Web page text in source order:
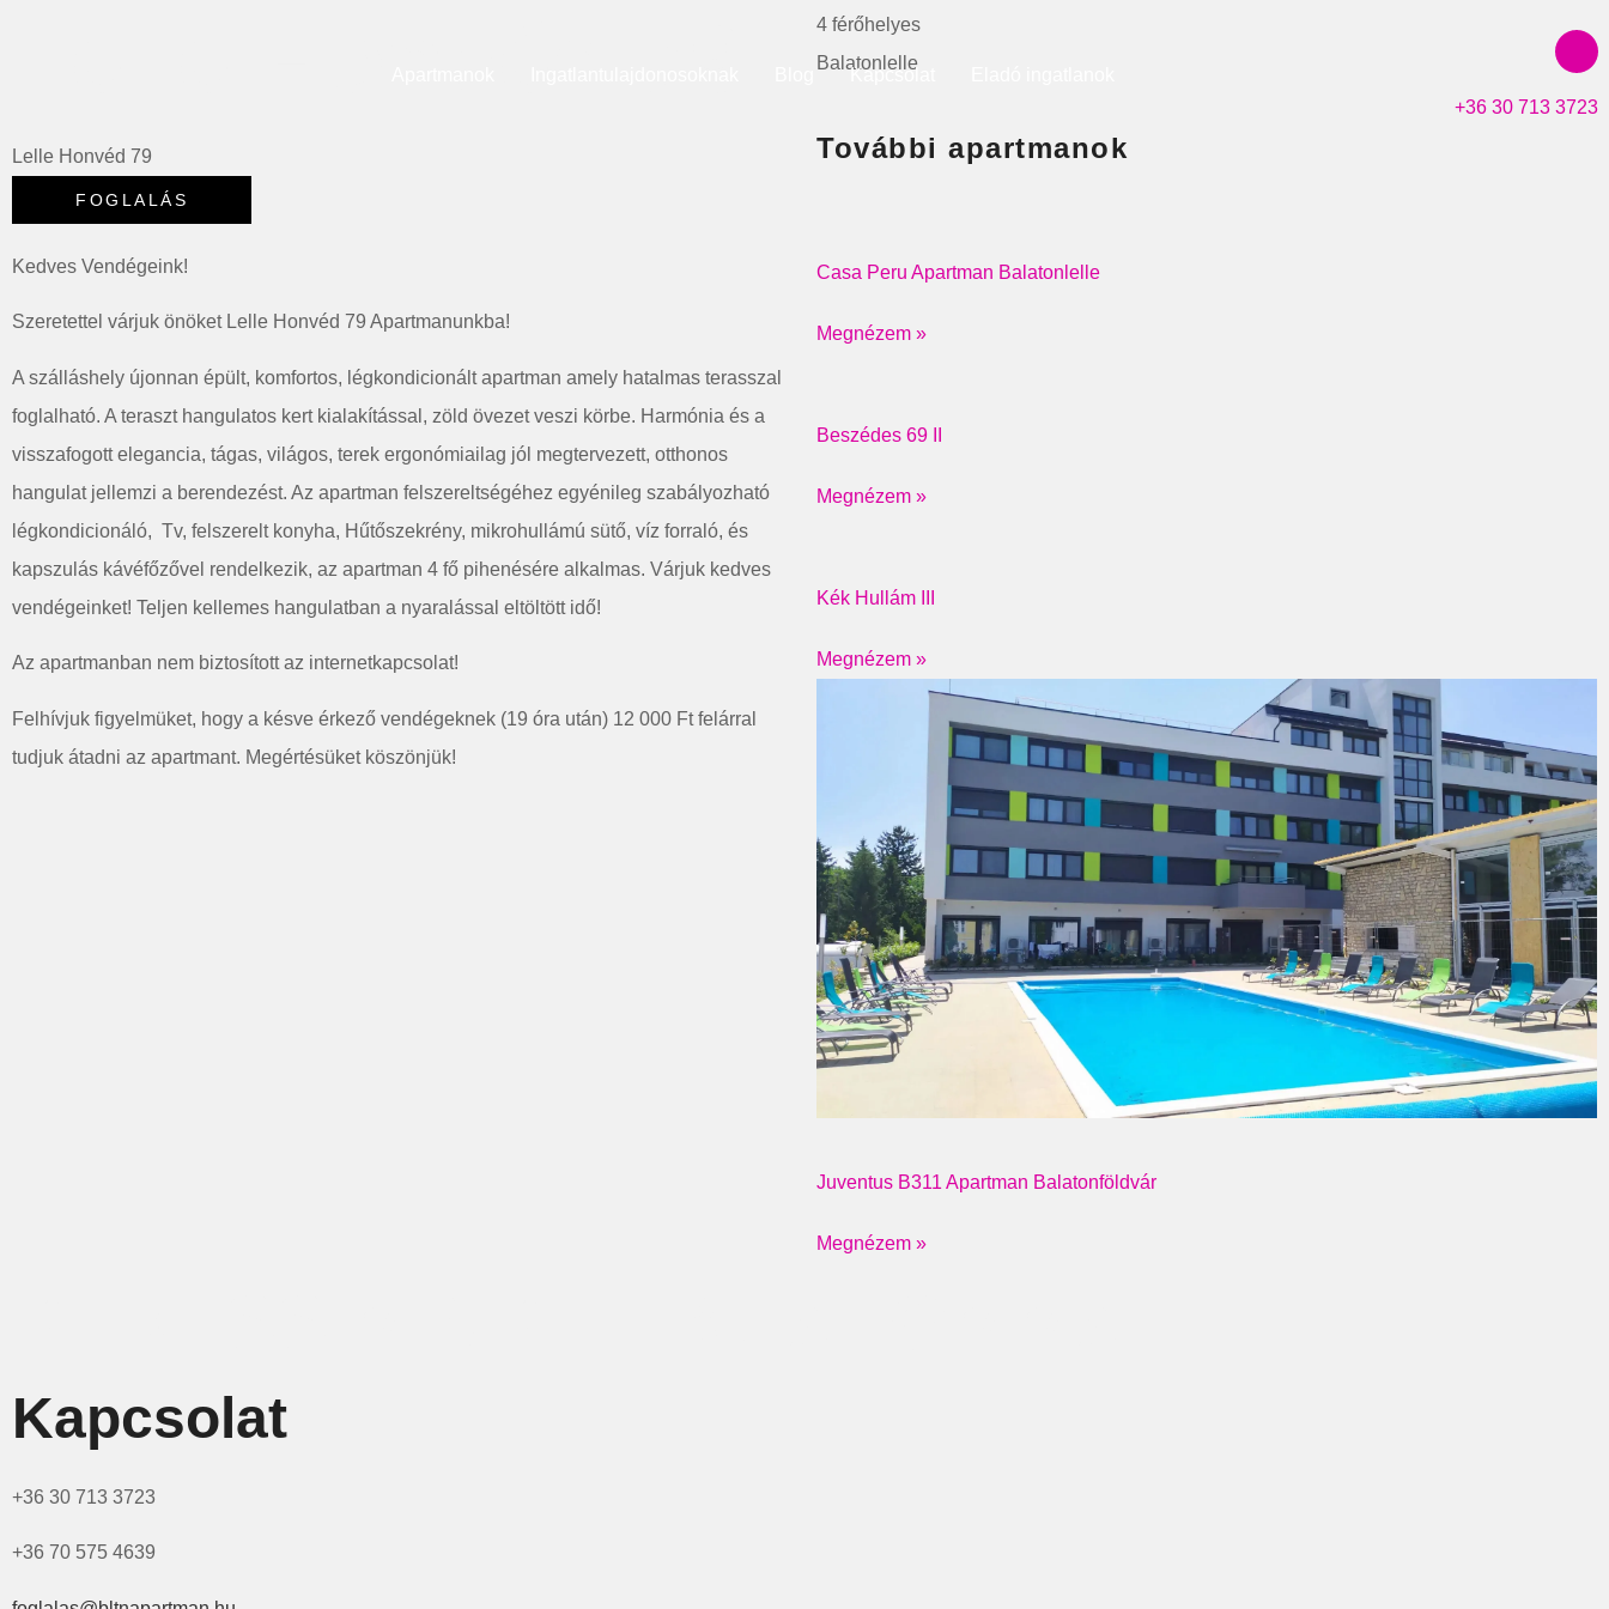
Kapcsolat
+36 30 713 3723
Lelle Honvéd 79
Kedves Vendégeink!
Szeretettel várjuk önöket Lelle Honvéd 79 Apartmanunkba!
A szálláshely újonnan épült, komfortos, légkondicionált apartman amely hatalmas terasszal
foglalható. A teraszt hangulatos kert kialakítással, zöld övezet veszi körbe. Harmónia és a
visszafogott elegancia, tágas, világos, terek ergonómiailag jól megtervezett, otthonos
hangulat jellemzi a berendezést. Az apartman felszereltségéhez egyénileg szabályozható
légkondicionáló, Tv, felszerelt konyha, Hűtőszekrény, mikrohullámú sütő, víz forraló, és
kapszulás kávéfőzővel rendelkezik, az apartman 4 fő pihenésére alkalmas. Várjuk kedves
vendégeinket! Teljen kellemes hangulatban a nyaralással eltöltött idő!
Az apartmanban nem biztosított az internetkapcsolat!
Felhívjuk figyelmüket, hogy a késve érkező vendégeknek (19 óra után) 12 000 Ft felárral
tudjuk átadni az apartmant. Megértésüket köszönjük!
4 férőhelyes
Balatonlelle
További apartmanok
Casa Peru Apartman Balatonlelle
Megnézem »
Beszédes 69 II
Megnézem »
Kék Hullám III
Megnézem »
Juventus B311 Apartman Balatonföldvár
Megnézem »
Kapcsolat
+36 30 713 3723
+36 70 575 4639